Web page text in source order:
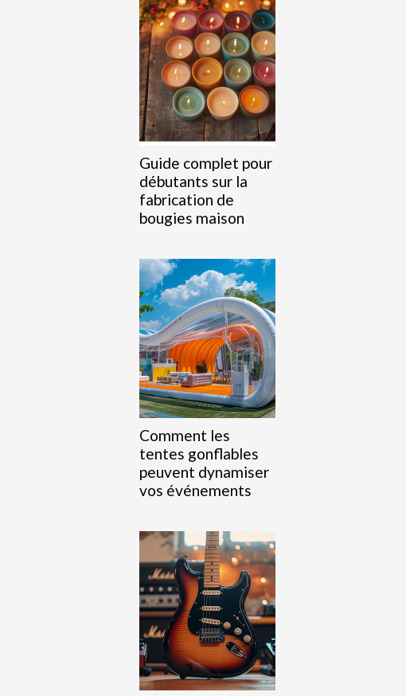
Guide complet pour
débutants sur la
fabrication de
bougies maison
Comment les
tentes gonflables
peuvent dynamiser
vos événements